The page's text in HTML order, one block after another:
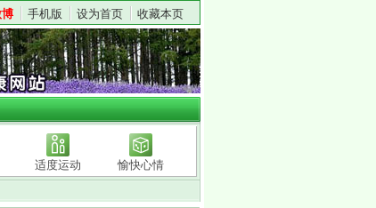
手机版 设为首页 收藏本页
适度运动
愉快心情